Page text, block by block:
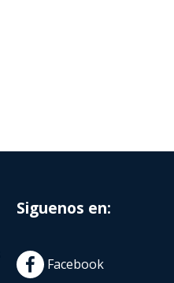
Siguenos en:
Facebook